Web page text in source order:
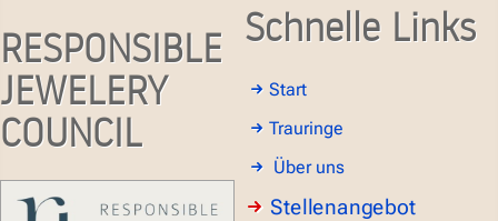
RESPONSIBLE
JEWELERY
COUNCIL
Schnelle Links
Start
Trauringe
Über uns
Stellenangebot